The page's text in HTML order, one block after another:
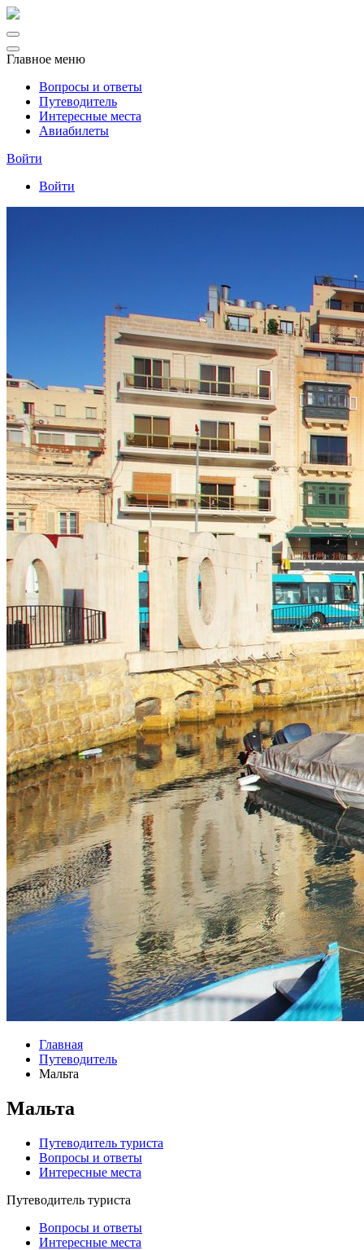
Главное меню
Вопросы и ответы
Путеводитель
Интересные места
Авиабилеты
Войти
Войти
Главная
Путеводитель
Мальта
Мальта
Путеводитель туриста
Вопросы и ответы
Интересные места
Путеводитель туриста
Вопросы и ответы
Интересные места